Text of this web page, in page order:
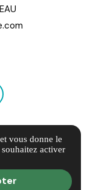
vous donne le
activer